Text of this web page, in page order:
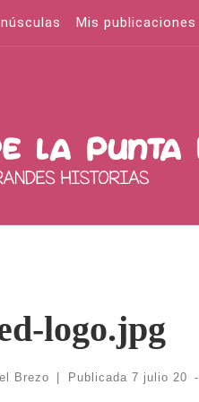
Mis publicaciones
logo.jpg
Brezo Publicada 7 julio 20 -